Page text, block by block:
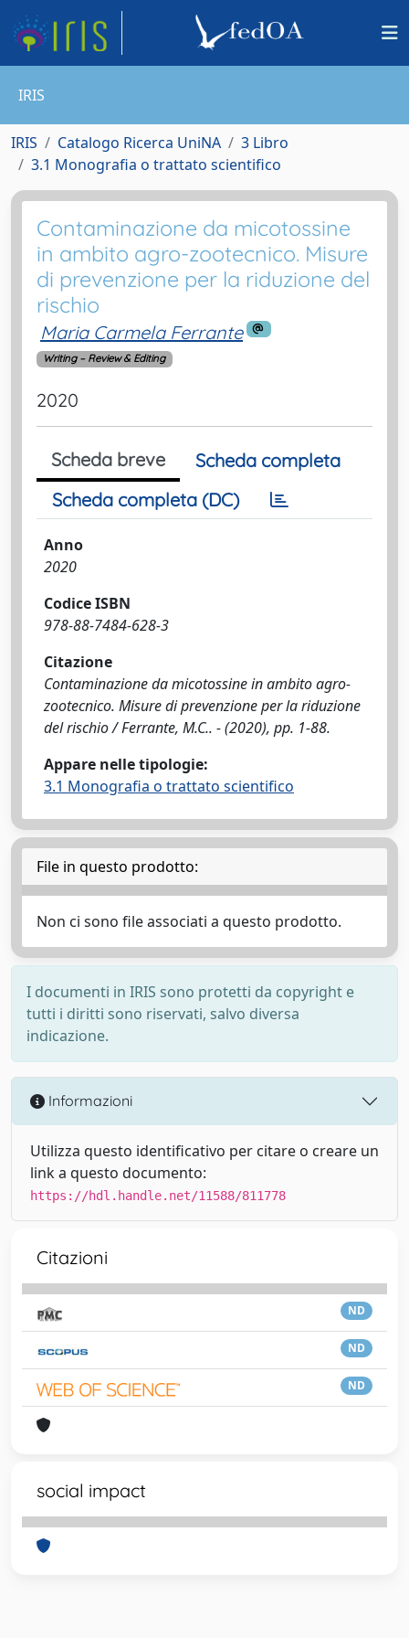
IRIS
IRIS Catalogo Ricerca UniNA
3 Libro
3.1 Monografia o trattato scientifico
Contaminazione da micotossine
in ambito agro-zootecnico. Misure
di prevenzione per la riduzione del
rischio
Maria Carmela Ferrante
Writing – Review & Editing
2020
Scheda breve
Scheda completa
Scheda completa (DC)
Anno
2020
Codice ISBN
978-88-7484-628-3
Citazione
Contaminazione da micotossine in ambito agro-
zootecnico. Misure di prevenzione per la riduzione
del rischio / Ferrante, M.C.. - (2020), pp. 1-88.
Appare nelle tipologie:
3.1 Monografia o trattato scientifico
File in questo prodotto:
Non ci sono file associati a questo prodotto.
I documenti in IRIS sono protetti da copyright e
tutti i diritti sono riservati, salvo diversa
indicazione.
Informazioni
Utilizza questo identificativo per citare o creare un
link a questo documento:
https://hdl.handle.net/11588/811778
Citazioni
ND
ND
ND
social impact